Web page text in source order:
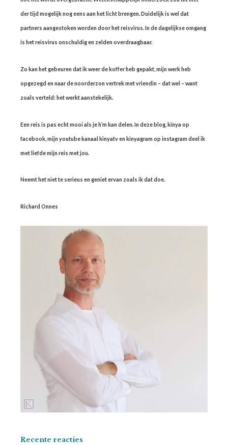
der tijd mogelijk nog eens aan het licht brengen. Duidelijk is wel dat
partners aangestoken worden door het reisvirus. In de dagelijkse omgang
is het reisvirus onschuldig en zelden overdraagbaar.
Zo kan het gebeuren dat ik weer de koffer heb gepakt, mijn werk heb
opgezegd en naar de noorderzon vertrek met vriendin – dat wel – want
zoals verteld: het werkt aanstekelijk.
Een reis is pas echt mooi als je h’m kan delen. In deze blog, kinya op
facebook, mijn youtube kanaal kinyatv en kinyagram op instagram deel ik
met liefde mijn reis met jou.
Neemt het niet te serieus en geniet ervan zoals ik dat doe.
Richard Onnes
Recente reacties